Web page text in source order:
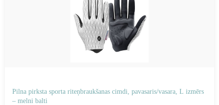
Pilna pirksta sporta riteņbraukšanas cimdi, pavasaris/vasara, L izmērs
– melni balti